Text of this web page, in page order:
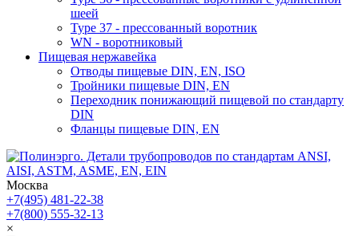
шеей
Type 37 - прессованный воротник
WN - воротниковый
Пищевая нержавейка
Отводы пищевые DIN, EN, ISO
Тройники пищевые DIN, EN
Переходник понижающий пищевой по стандарту
DIN
Фланцы пищевые DIN, EN
Москва
+7(495) 481-22-38
+7(800) 555-32-13
×